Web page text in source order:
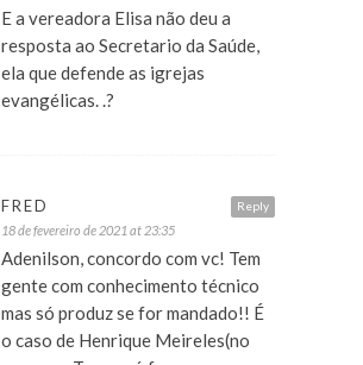
E a vereadora Elisa não deu a
resposta ao Secretario da Saúde,
ela que defende as igrejas
evangélicas. .?
Reply
FRED
18 de fevereiro de 2021 at 23:35
Adenilson, concordo com vc! Tem
gente com conhecimento técnico
mas só produz se for mandado!! É
o caso de Henrique Meireles(no